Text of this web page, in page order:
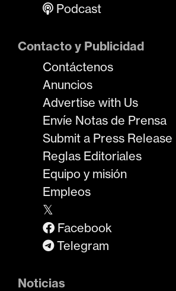
Podcast
Contacto y Publicidad
Contáctenos
Anuncios
Advertise with Us
Envíe Notas de Prensa
Submit a Press Release
Reglas Editoriales
Equipo y misión
Empleos
𝕏
Facebook
Telegram
Noticias